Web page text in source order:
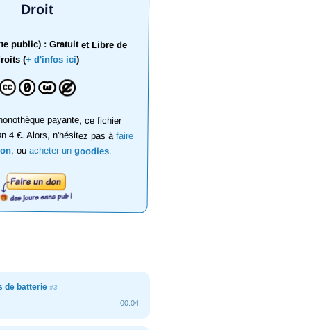
Droit
public) : Gratuit et Libre de
(+ d'infos ici)
payante, ce fichier
4 €. Alors, n'hésitez pas àfaire
, ouacheter ungoodies.
de batterie#3
00:04